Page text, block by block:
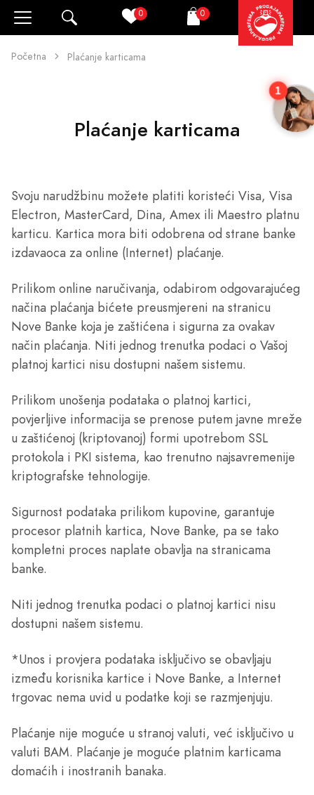
0 Korpa
0
Početna Plaćanje karticama
Plaćanje karticama
Svoju narudžbinu možete platiti koristeći Visa, Visa
Electron, MasterCard, Dina, Amex ili Maestro platnu
karticu. Kartica mora biti odobrena od strane banke
izdavaoca za online (Internet) plaćanje.
Prilikom online naručivanja, odabirom odgovarajućeg
načina plaćanja bićete preusmjereni na stranicu
Nove Banke koja je zaštićena i sigurna za ovakav
način plaćanja. Niti jednog trenutka podaci o Vašoj
platnoj kartici nisu dostupni našem sistemu.
Prilikom unošenja podataka o platnoj kartici,
povjerljive informacija se prenose putem javne mreže
u zaštićenoj (kriptovanoj) formi upotrebom SSL
protokola i PKI sistema, kao trenutno najsavremenije
kriptografske tehnologije.
Sigurnost podataka prilikom kupovine, garantuje
procesor platnih kartica, Nove Banke, pa se tako
kompletni proces naplate obavlja na stranicama
banke.
Niti jednog trenutka podaci o platnoj kartici nisu
dostupni našem sistemu.
*Unos i provjera podataka isključivo se obavljaju
između korisnika kartice i Nove Banke, a Internet
trgovac nema uvid u podatke koji se razmjenjuju.
Plaćanje nije moguće u stranoj valuti, već isključivo u
valuti BAM. Plaćanje je moguće platnim karticama
domaćih i inostranih banaka.
1